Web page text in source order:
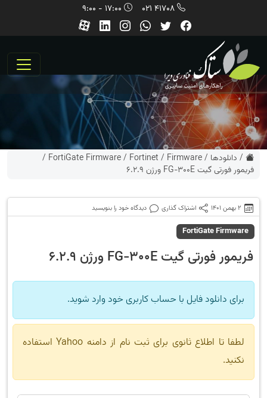
41708 021
/ دانلودها /
Firmware
/
Fortinet
/
FortiGate Firmware
/
فریمور فورتی گیت FG-300E ورژن 6.2.9
2 بهمن 1401 اشتراک گذاری دیدگاه خود را بنویسید
FortiGate Firmware
فریمور فورتی گیت FG-300E ورژن 6.2.9
برای دانلود فایل با حساب کاربری خود وارد شوید.
لطفا تا اطلاع ثانوی برای ثبت نام از دامنه Yahoo استفاده
نکنید.